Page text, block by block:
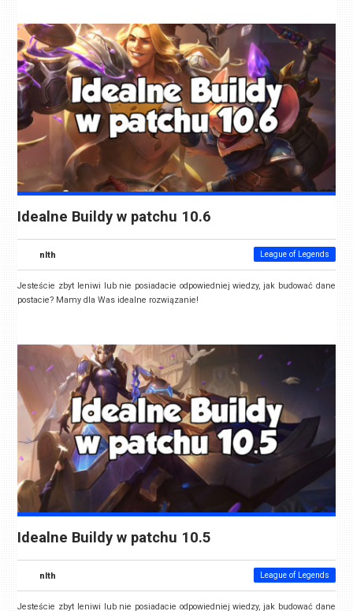
Idealne Buildy w patchu 10.6
nlth League of Legends
Jesteście zbyt leniwi lub nie posiadacie odpowiedniej wiedzy, jak budować dane
postacie? Mamy dla Was idealne rozwiązanie!
Idealne Buildy w patchu 10.5
nlth League of Legends
Jesteście zbyt leniwi lub nie posiadacie odpowiedniej wiedzy, jak budować dane